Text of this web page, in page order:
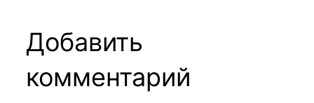
Добавить
комментарий